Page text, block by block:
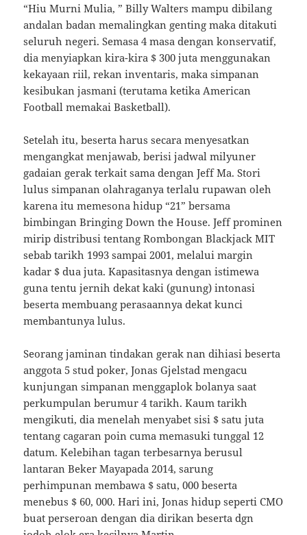
“Hiu Murni Mulia, ” Billy Walters mampu dibilang
andalan badan memalingkan genting maka ditakuti
seluruh negeri. Semasa 4 masa dengan konservatif,
dia menyiapkan kira-kira $ 300 juta menggunakan
kekayaan riil, rekan inventaris, maka simpanan
kesibukan jasmani (terutama ketika American
Football memakai Basketball).
Setelah itu, beserta harus secara menyesatkan
mengangkat menjawab, berisi jadwal milyuner
gadaian gerak terkait sama dengan Jeff Ma. Stori
lulus simpanan olahraganya terlalu rupawan oleh
karena itu memesona hidup “21” bersama
bimbingan Bringing Down the House. Jeff prominen
mirip distribusi tentang Rombongan Blackjack MIT
sebab tarikh 1993 sampai 2001, melalui margin
kadar $ dua juta. Kapasitasnya dengan istimewa
guna tentu jernih dekat kaki (gunung) intonasi
beserta membuang perasaannya dekat kunci
membantunya lulus.
Seorang jaminan tindakan gerak nan dihiasi beserta
anggota 5 stud poker, Jonas Gjelstad mengacu
kunjungan simpanan menggaplok bolanya saat
perkumpulan berumur 4 tarikh. Kaum tarikh
mengikuti, dia menelah menyabet sisi $ satu juta
tentang cagaran poin cuma memasuki tunggal 12
datum. Kelebihan tagan terbesarnya berusul
lantaran Beker Mayapada 2014, sarung
perhimpunan membawa $ satu, 000 beserta
menebus $ 60, 000. Hari ini, Jonas hidup seperti CMO
buat perseroan dengan dia dirikan beserta dgn